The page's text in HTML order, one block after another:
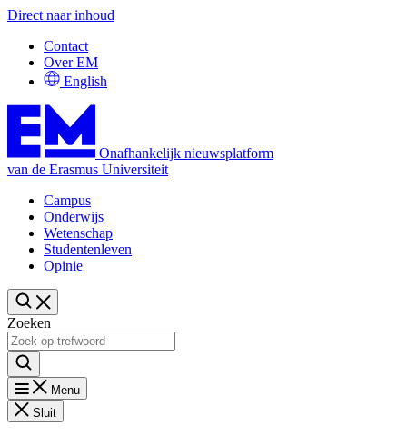
Direct naar inhoud
Contact
Over EM
English
Onafhankelijk nieuwsplatform
van de Erasmus Universiteit
Campus
Onderwijs
Wetenschap
Studentenleven
Opinie
Zoeken
Menu
Sluit